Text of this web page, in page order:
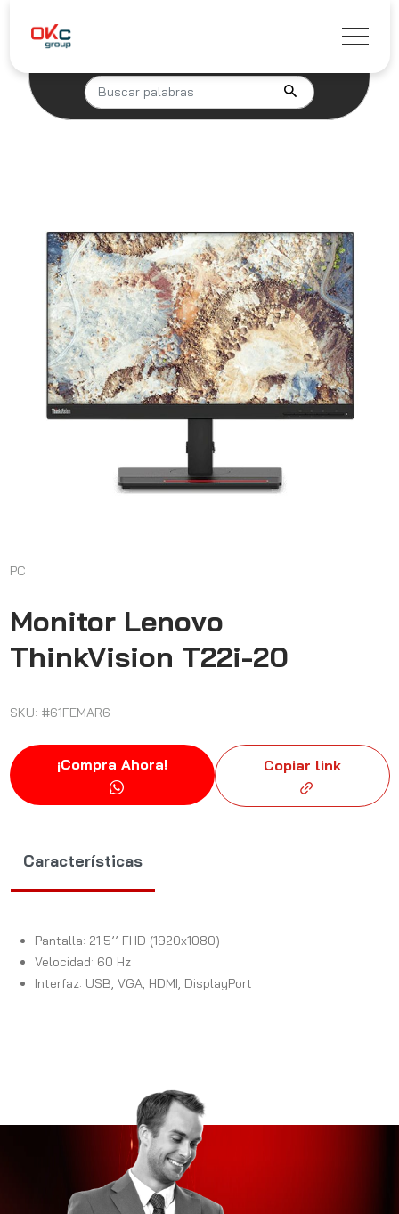
PC
Monitor Lenovo
ThinkVision T22i-20
SKU: #61FEMAR6
¡Compra Ahora! Copiar link
Características
Pantalla: 21.5’’ FHD (1920x1080)
Velocidad: 60 Hz
Interfaz: USB, VGA, HDMI, DisplayPort